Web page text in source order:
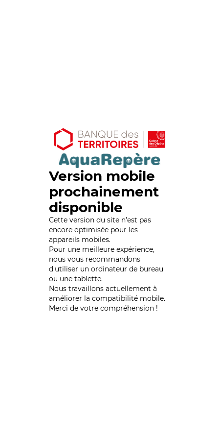
Version mobile
prochainement
disponible
Cette version du site n’est pas
encore optimisée pour les
appareils mobiles.
Pour une meilleure expérience,
nous vous recommandons
d'utiliser un ordinateur de bureau
ou une tablette.
Nous travaillons actuellement à
améliorer la compatibilité mobile.
Merci de votre compréhension !